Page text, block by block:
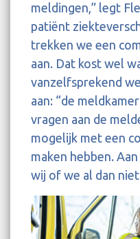
meldingen,” legt
patiënt
trekken we een
aan. Dat kost wel
vanzelfsprekend
aan: “de
vragen aan de
mogelijk met een
maken hebben.
wij of we al dan